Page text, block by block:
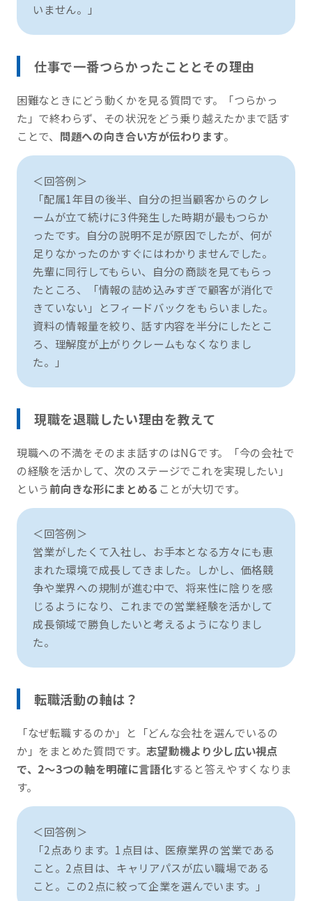
いません。」
仕事で一番つらかったこととその理由
困難なときにどう動くかを見る質問です。「つらかっ
た」で終わらず、その状況をどう乗り越えたかまで話す
ことで、 問題への向き合い方が伝わります。
＜回答例＞
「配属1年目の後半、自分の担当顧客からのクレ
ームが立て続けに3件発生した時期が最もつらか
ったです。自分の説明不足が原因でしたが、何が
足りなかったのかすぐにはわかりませんでした。
先輩に同行してもらい、自分の商談を見てもらっ
たところ、「情報の詰め込みすぎで顧客が消化で
きていない」とフィードバックをもらいました。
資料の情報量を絞り、話す内容を半分にしたとこ
ろ、理解度が上がりクレームもなくなりまし
た。」
現職を退職したい理由を教えて
現職への不満をそのまま話すのはNGです。「今の会社で
の経験を活かして、次のステージでこれを実現したい」
という 前向きな形にまとめる ことが大切です。
＜回答例＞
営業がしたくて入社し、お手本となる方々にも恵
まれた環境で成長してきました。しかし、価格競
争や業界への規制が進む中で、将来性に陰りを感
じるようになり、これまでの営業経験を活かして
成長領域で勝負したいと考えるようになりまし
た。
転職活動の軸は？
「なぜ転職するのか」と「どんな会社を選んでいるの
か」をまとめた質問です。志望動機より少し広い視点
で、2〜3つの軸を明確に言語化すると答えやすくなりま
す。
＜回答例＞
「2点あります。1点目は、医療業界の営業である
こと。2点目は、キャリアパスが広い職場である
こと。この2点に絞って企業を選んでいます。」